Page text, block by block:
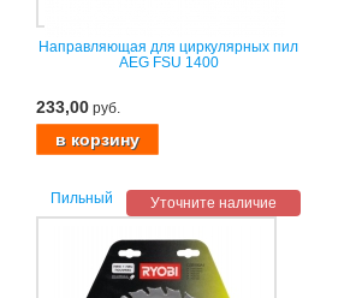
Направляющая для циркулярных пил
AEG FSU 1400
233,00 руб.
Уточните наличие
Пильный